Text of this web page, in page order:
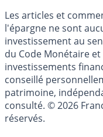
Les articles et
l'épargne ne sont
investissement au
du Code Monétaire
investissements
conseillé
patrimoine,
consulté. © 2026
réservés.